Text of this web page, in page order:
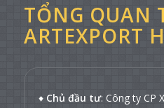
TỔNG QUAN
ARTEXPORT
♦ Chủ đầu tư: Công ty CP